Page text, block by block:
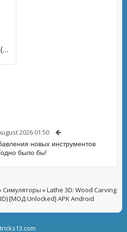
Wood Cutter - Saw (Вуд Каттер) [МОД Unlocked] APK Android
2026 01:50
новых инструментов
было бы!
Симуляторы » Lathe 3D: Wood Carving
[МОД Unlocked] APK Android